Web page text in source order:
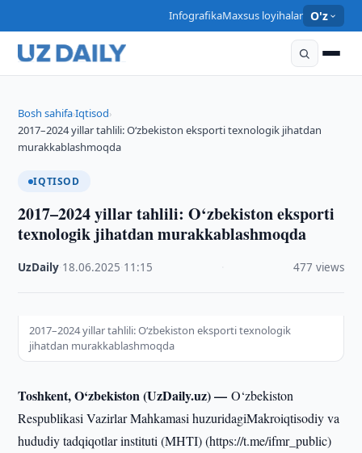
InfografikaMaxsus loyihalar O'z
Bosh sahifa›Iqtisod›
2017–2024 yillar tahlili: O‘zbekiston eksporti texnologik jihatdan
murakkablashmoqda
IQTISOD
2017–2024 yillar tahlili: O‘zbekiston eksporti
texnologik jihatdan murakkablashmoqda
UzDaily 18.06.2025 11:15 477 views
2017–2024 yillar tahlili: O‘zbekiston eksporti texnologik
jihatdan murakkablashmoqda
Toshkent, O‘zbekiston (UzDaily.uz) —O‘zbekiston
Respublikasi Vazirlar Mahkamasi huzuridagiMakroiqtisodiy va
hududiy tadqiqotlar instituti (MHTI) (https://t.me/ifmr_public)